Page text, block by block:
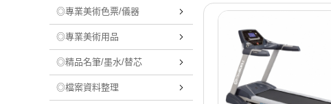
◎專業美術色票/儀器
◎專業美術用品
◎精品名筆/墨水/替芯
◎檔案資料整理